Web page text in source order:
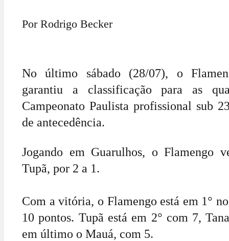
Por Rodrigo Becker
No último sábado (28/07), o
garantiu a classificação para as
Campeonato Paulista profissional sub
de antecedência.
Jogando em Guarulhos, o Flamengo
Tupã, por 2 a 1.
Com a vitória, o Flamengo está em 1°
10 pontos. Tupã está em 2° com 7,
em último o Mauá, com 5.